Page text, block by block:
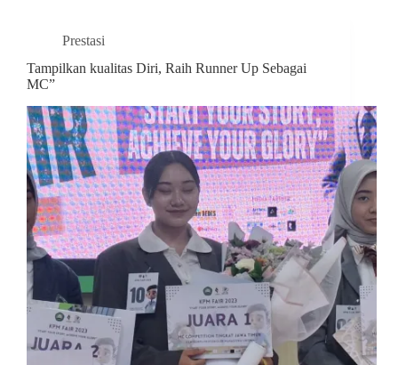
Prestasi
Tampilkan kualitas Diri, Raih Runner Up Sebagai
MC”